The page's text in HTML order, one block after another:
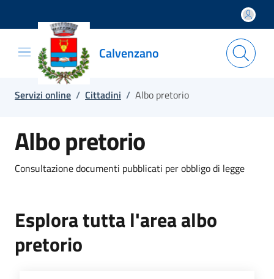
Salta e vai al contenuto
Salta e vai al footer
Calvenzano
Servizi online / Cittadini / Albo pretorio
Albo pretorio
Consultazione documenti pubblicati per obbligo di legge
Esplora tutta l'area albo
pretorio